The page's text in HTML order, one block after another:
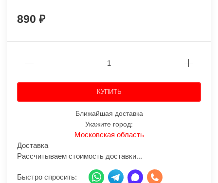
890
КУПИТЬ
Ближайшая доставка
Укажите город:
Московская область
Доставка
Рассчитываем стоимость доставки...
Быстро спросить: